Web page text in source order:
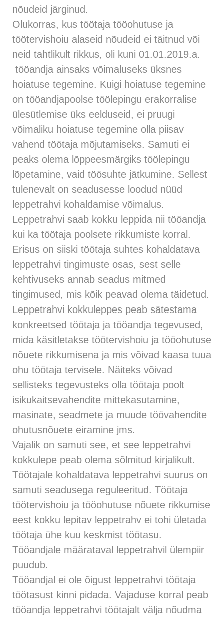
nõudeid järginud.
Olukorras, kus töötaja tööohutuse ja
töötervishoiu alaseid nõudeid ei täitnud või
neid tahtlikult rikkus, oli kuni 01.01.2019.a.
tööandja ainsaks võimaluseks üksnes
hoiatuse tegemine. Kuigi hoiatuse tegemine
on tööandjapoolse töölepingu erakorralise
ülesütlemise üks eelduseid, ei pruugi
võimaliku hoiatuse tegemine olla piisav
vahend töötaja mõjutamiseks. Samuti ei
peaks olema lõppeesmärgiks töölepingu
lõpetamine, vaid töösuhte jätkumine. Sellest
tulenevalt on seadusesse loodud nüüd
leppetrahvi kohaldamise võimalus.
Leppetrahvi saab kokku leppida nii tööandja
kui ka töötaja poolsete rikkumiste korral.
Erisus on siiski töötaja suhtes kohaldatava
leppetrahvi tingimuste osas, sest selle
kehtivuseks annab seadus mitmed
tingimused, mis kõik peavad olema täidetud.
Leppetrahvi kokkuleppes peab sätestama
konkreetsed töötaja ja tööandja tegevused,
mida käsitletakse töötervishoiu ja tööohutuse
nõuete rikkumisena ja mis võivad kaasa tuua
ohu töötaja tervisele. Näiteks võivad
sellisteks tegevusteks olla töötaja poolt
isikukaitsevahendite mittekasutamine,
masinate, seadmete ja muude töövahendite
ohutusnõuete eiramine jms.
Vajalik on samuti see, et see leppetrahvi
kokkulepe peab olema sõlmitud kirjalikult.
Töötajale kohaldatava leppetrahvi suurus on
samuti seadusega reguleeritud. Töötaja
töötervishoiu ja tööohutuse nõuete rikkumise
eest kokku lepitav leppetrahv ei tohi ületada
töötaja ühe kuu keskmist töötasu.
Tööandjale määrataval leppetrahvil ülempiir
puudub.
Tööandjal ei ole õigust leppetrahvi töötaja
töötasust kinni pidada. Vajaduse korral peab
tööandja leppetrahvi töötajalt välja nõudma